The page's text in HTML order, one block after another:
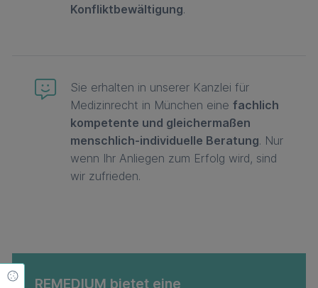
Konfliktbewältigung.
Sie erhalten in unserer Kanzlei für
Medizinrecht in München eine fachlich
kompetente und gleichermaßen
menschlich-individuelle Beratung. Nur
wenn Ihr Anliegen zum Erfolg wird, sind
wir zufrieden.
REMEDIUM bietet eine